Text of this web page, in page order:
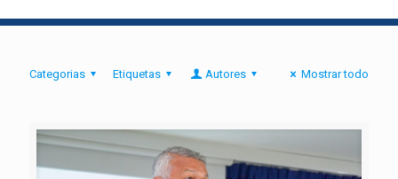
Categorias Etiquetas Autores Mostrar todo